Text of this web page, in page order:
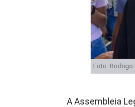
Foto: Rodrigo
A Assembleia